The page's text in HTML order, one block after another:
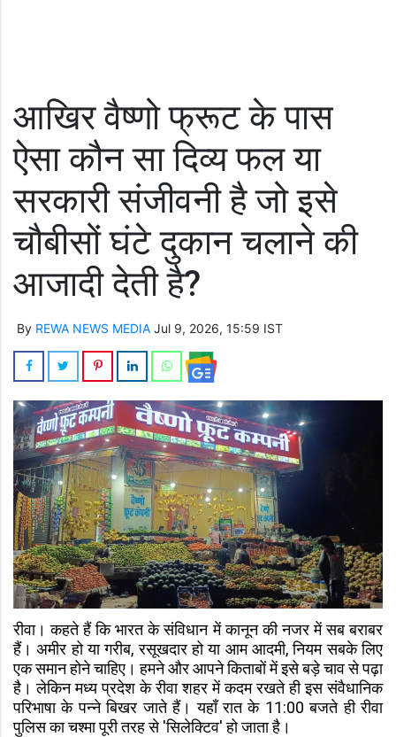
आखिर वैष्णो फ्रूट के पास
ऐसा कौन सा दिव्य फल या
सरकारी संजीवनी है जो इसे
चौबीसों घंटे दुकान चलाने की
आजादी देती है?
By REWA NEWS MEDIA Jul 9, 2026, 15:59 IST
रीवा। कहते हैं कि भारत के संविधान में कानून की नजर में सब बराबर
हैं। अमीर हो या गरीब, रसूखदार हो या आम आदमी, नियम सबके लिए
एक समान होने चाहिए। हमने और आपने किताबों में इसे बड़े चाव से पढ़ा
है। लेकिन मध्य प्रदेश के रीवा शहर में कदम रखते ही इस संवैधानिक
परिभाषा के पन्ने बिखर जाते हैं। यहाँ रात के 11:00 बजते ही रीवा
पुलिस का चश्मा पूरी तरह से 'सिलेक्टिव' हो जाता है।